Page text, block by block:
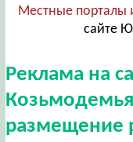
Местные порталы
сайте
Реклама на
размещение